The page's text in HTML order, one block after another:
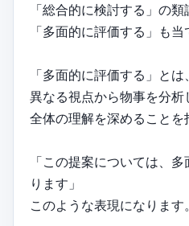
「総合的に検討する」の類
「多面的に評価する」も当
「多面的に評価する」とは、
異なる視点から物事を分析
全体の理解を深めることを
「この提案については、
ります」
このような表現になります。